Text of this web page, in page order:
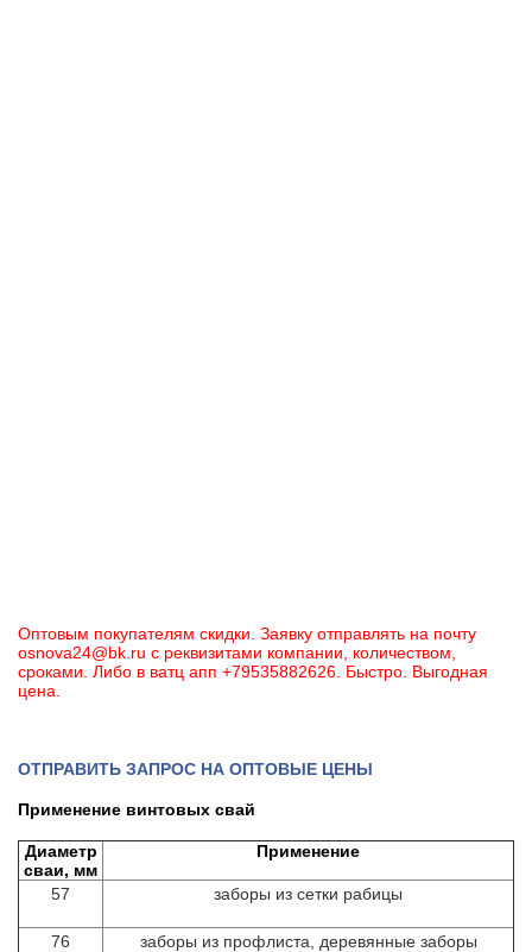
Оптовым покупателям скидки. Заявку отправлять на почту
osnova24@bk.ru с реквизитами компании, количеством,
сроками. Либо в ватц апп +79535882626. Быстро. Выгодная
цена.
ОТПРАВИТЬ ЗАПРОС НА ОПТОВЫЕ ЦЕНЫ
Применение винтовых свай
Диаметр
сваи, мм
Применение
57 заборы из сетки рабицы
76 заборы из профлиста, деревянные заборы